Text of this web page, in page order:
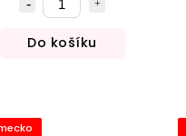
Do košíku